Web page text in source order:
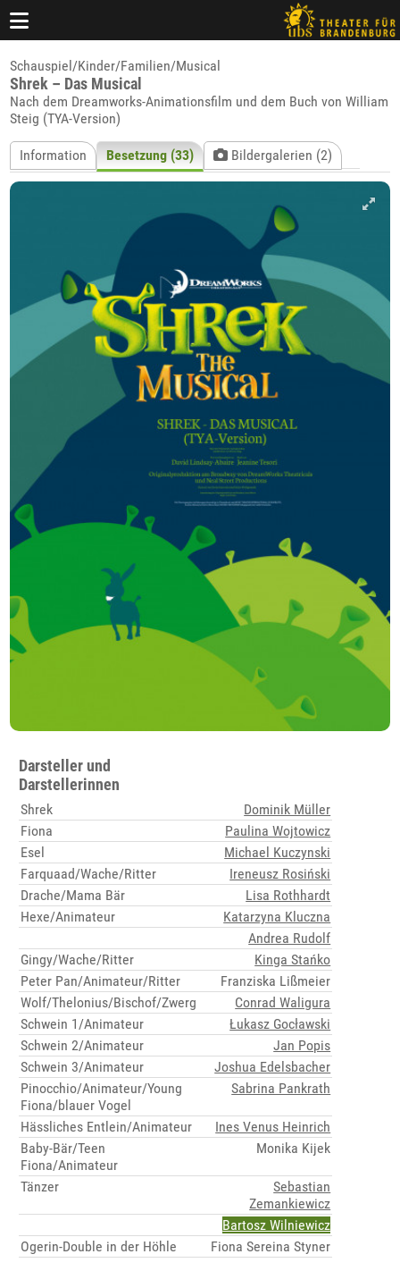
Schauspiel/Kinder/Familien/Musical
Shrek – Das Musical
Nach dem Dreamworks-Animationsfilm und dem Buch von William
Steig (TYA-Version)
Information Besetzung (33) Bildergalerien (2)
Darsteller und
Darstellerinnen
Shrek
Dominik Müller
Fiona
Paulina Wojtowicz
Esel
Michael Kuczynski
Farquaad/Wache/Ritter
Ireneusz Rosiński
Drache/Mama Bär
Lisa Rothhardt
Hexe/Animateur
Katarzyna Kluczna
Andrea Rudolf
Gingy/Wache/Ritter
Kinga Stańko
Peter Pan/Animateur/Ritter
Franziska Lißmeier
Wolf/Thelonius/Bischof/Zwerg
Conrad Waligura
Schwein 1/Animateur
Łukasz Gocławski
Schwein 2/Animateur
Jan Popis
Schwein 3/Animateur
Joshua Edelsbacher
Pinocchio/Animateur/Young
Fiona/blauer Vogel
Sabrina Pankrath
Hässliches Entlein/Animateur
Ines Venus Heinrich
Baby-Bär/Teen
Fiona/Animateur
Monika Kijek
Tänzer
Sebastian
Zemankiewicz
Bartosz Wilniewicz
Ogerin-Double in der Höhle
Fiona Sereina Styner